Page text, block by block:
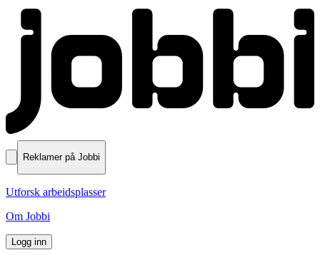
Reklamer på Jobbi
Utforsk arbeidsplasser
Om Jobbi
Logg inn